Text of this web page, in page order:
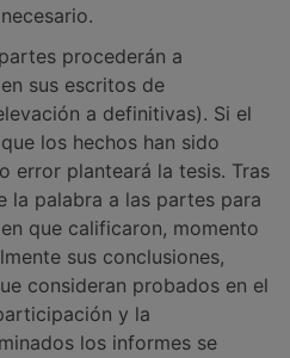
procederán a
sus escritos de
a definitivas). Si el
los hechos han sido
error planteará la tesis. Tras
la palabra a las partes para
que calificaron, momento
sus conclusiones,
consideran probados en el
y la
los informes se